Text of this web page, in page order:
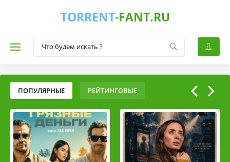
TORRENT-FANT.RU
ПОПУЛЯРНЫЕ РЕЙТИНГОВЫЕ